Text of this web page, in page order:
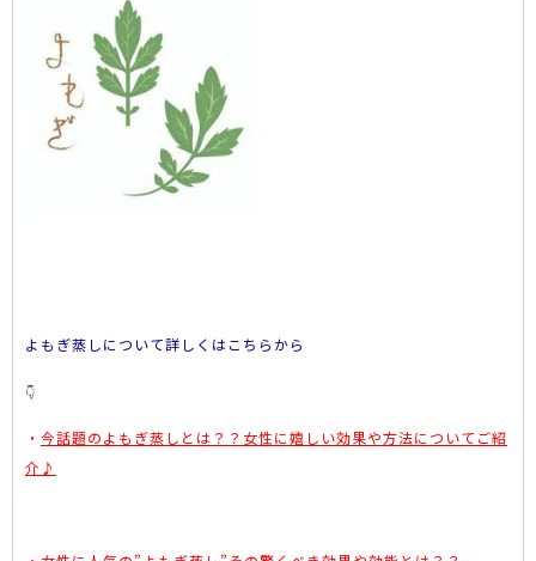
よもぎ蒸しについて詳しくはこちらから
👇
・ 今話題のよもぎ蒸しとは？？女性に嬉しい効果や方法についてご紹
介♪